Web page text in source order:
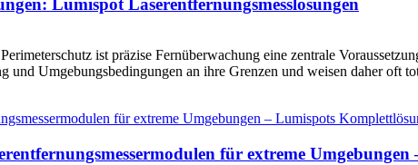
ist präzise Fernüberwachung eine zentrale
und Umgebungsbedingungen an ihre Grenzen und weisen daher oft
für extreme